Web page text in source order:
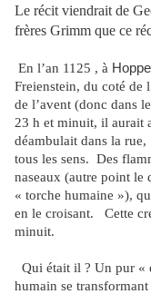
Le récit viendrait de
frères Grimm que ce
En l’an 1125 , à
Freienstein, du coté de
de l’avent (donc dans
23 h et minuit, il aurait
déambulait dans la rue,
tous les sens. Des
naseaux (autre point le
« torche humaine »),
en le croisant.
Cette
minuit.
Qui était il ? Un pur «
humain se